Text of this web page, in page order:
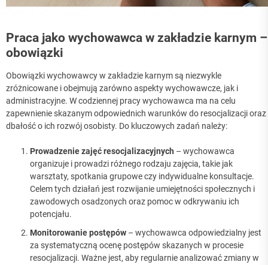
Praca jako wychowawca w zakładzie karnym –
obowiązki
Obowiązki wychowawcy w zakładzie karnym są niezwykle
zróżnicowane i obejmują zarówno aspekty wychowawcze, jak i
administracyjne. W codziennej pracy wychowawca ma na celu
zapewnienie skazanym odpowiednich warunków do resocjalizacji oraz
dbałość o ich rozwój osobisty. Do kluczowych zadań należy:
Prowadzenie zajęć resocjalizacyjnych – wychowawca
organizuje i prowadzi różnego rodzaju zajęcia, takie jak
warsztaty, spotkania grupowe czy indywidualne konsultacje.
Celem tych działań jest rozwijanie umiejętności społecznych i
zawodowych osadzonych oraz pomoc w odkrywaniu ich
potencjału.
Monitorowanie postępów – wychowawca odpowiedzialny jest
za systematyczną ocenę postępów skazanych w procesie
resocjalizacji. Ważne jest, aby regularnie analizować zmiany w